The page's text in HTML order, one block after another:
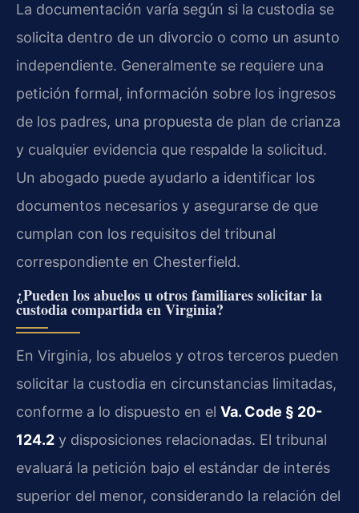
La documentación varía según si la custodia se
solicita dentro de un divorcio o como un asunto
independiente. Generalmente se requiere una
petición formal, información sobre los ingresos
de los padres, una propuesta de plan de crianza
y cualquier evidencia que respalde la solicitud.
Un abogado puede ayudarlo a identificar los
documentos necesarios y asegurarse de que
cumplan con los requisitos del tribunal
correspondiente en Chesterfield.
¿Pueden los abuelos u otros familiares solicitar la
custodia compartida en Virginia?
En Virginia, los abuelos y otros terceros pueden
solicitar la custodia en circunstancias limitadas,
conforme a lo dispuesto en el Va. Code § 20-
124.2 y disposiciones relacionadas. El tribunal
evaluará la petición bajo el estándar de interés
superior del menor, considerando la relación del